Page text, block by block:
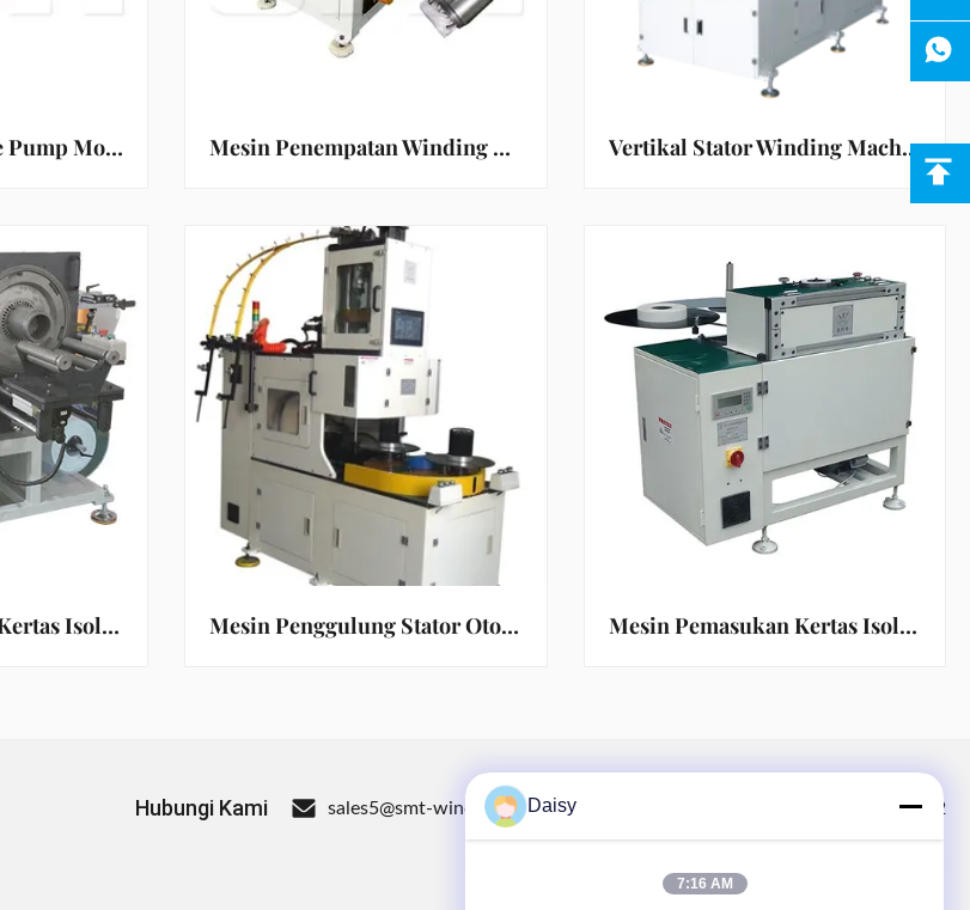
Mesin Submersible Pump Motor Stator Coil Winding Inserting 3.5Kw Mesin Penempatan Winding Stator Kawat Tembaga Otomatis untuk Motor Pompa Submersible Vertikal Stator Winding Machine dengan 500rpm Max Speed untuk 90-220mm Stack Height dan 4 Mold Dipping Segmen
Mesin Pemasukan Kertas Isolasi Slot Berbeda Untuk Stator Motor Listrik Mesin Penggulung Stator Otomatis Lanjutan Untuk Wire Diameter 0.3-1.0mm Mesin Pemasukan Kertas Isolasi Angker Semi Otomatis SMT - C100
Hubungi Kami sales5@smt-winding.com 86-512-66316783-802
Daisy
7:16 AM